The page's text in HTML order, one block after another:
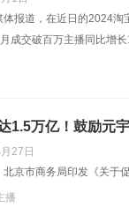
体报道，在近日的2024
成交破百万主播同比增
1.5万亿！鼓励元
27日
北京市商务局印发《关
播